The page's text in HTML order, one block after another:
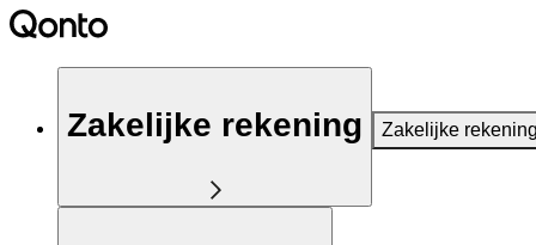
Zakelijke rekening Zakelijke